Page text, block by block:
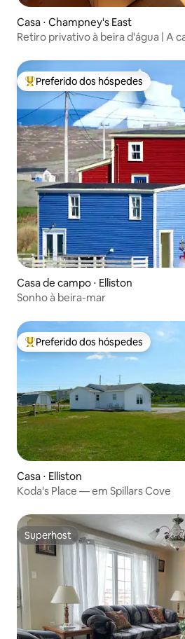
Casa ⋅ Champney's East
Retiro privativo à beira d'água | A
Entre os melhores preferidos dos
Preferido dos hóspedes
Casa de campo ⋅ Elliston
Sonho à beira-mar
Entre os melhores preferidos dos
Preferido dos hóspedes
Casa ⋅ Elliston
Koda's Place — em Spillars Cove
Superhost
Superhost